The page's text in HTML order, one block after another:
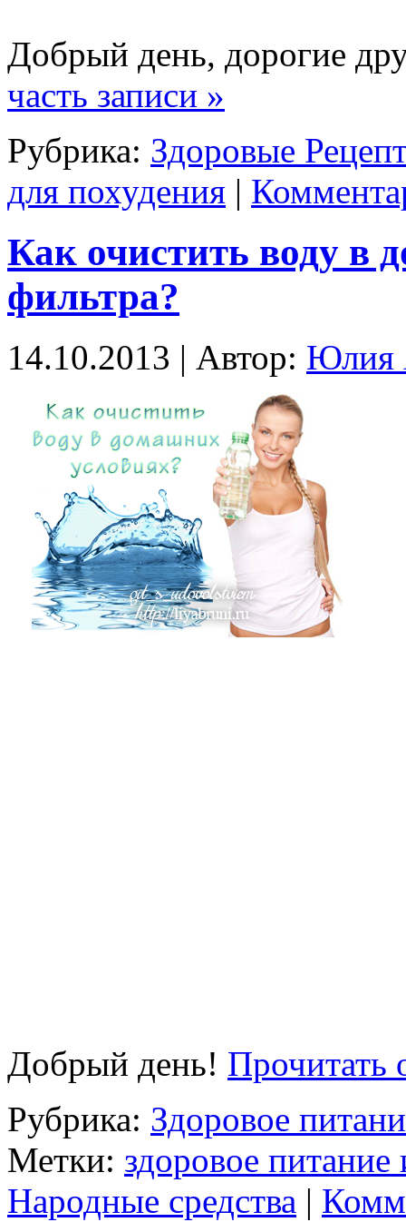
Добрый день, дорогие
часть записи »
Рубрика: Здоровые
для похудения |
Как очистить воду в
фильтра?
14.10.2013 | Автор: Юлия
Добрый день! Прочитать
Рубрика: Здоровое
Метки: здоровое
Народные средства |